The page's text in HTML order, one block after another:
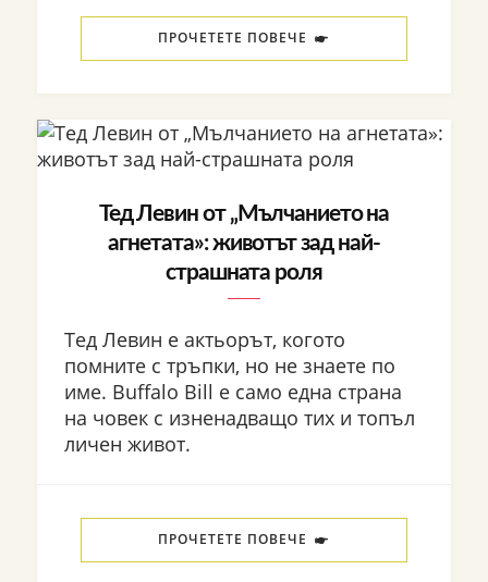
ПРОЧЕТЕТЕ ПОВЕЧЕ
Тед Левин от „Мълчанието на
агнетата»: животът зад най-
страшната роля
Тед Левин е актьорът, когото
помните с тръпки, но не знаете по
име. Buffalo Bill е само една страна
на човек с изненадващо тих и топъл
личен живот.
ПРОЧЕТЕТЕ ПОВЕЧЕ